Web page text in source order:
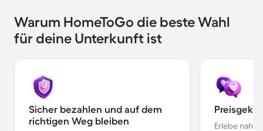
Warum HomeToGo die beste Wahl
für deine Unterkunft ist
Sicher bezahlen und auf dem
richtigen Weg bleiben
Erlebe